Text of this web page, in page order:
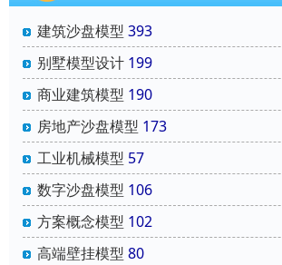
建筑沙盘模型 393
别墅模型设计 199
商业建筑模型 190
房地产沙盘模型 173
工业机械模型 57
数字沙盘模型 106
方案概念模型 102
高端壁挂模型 80